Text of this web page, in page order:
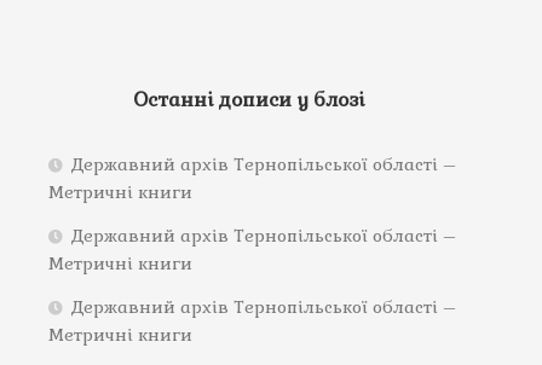
Останні дописи у блозі
Державний архів Тернопільської області –
Метричні книги
Державний архів Тернопільської області –
Метричні книги
Державний архів Тернопільської області –
Метричні книги